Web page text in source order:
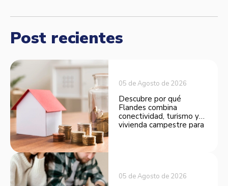
Post recientes
05 de Agosto de 2026
Descubre por qué
Flandes combina
conectividad, turismo y
vivienda campestre para
05 de Agosto de 2026